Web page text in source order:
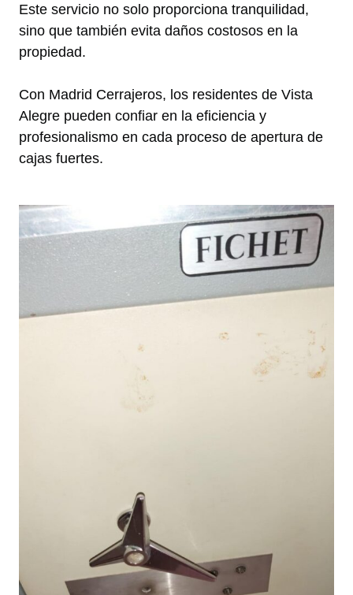
Este servicio no solo proporciona tranquilidad,
sino que también evita daños costosos en la
propiedad.
Con Madrid Cerrajeros, los residentes de Vista
Alegre pueden confiar en la eficiencia y
profesionalismo en cada proceso de apertura de
cajas fuertes.